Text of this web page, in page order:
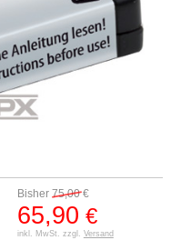
Bisher 75,00€
65,90 €
inkl. MwSt. zzgl. Versand